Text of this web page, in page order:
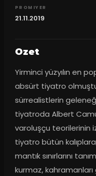
PROMIYER
21.11.2019
Ozet
Yirminci yüzyılın en
absürt tiyatro
sürrealistlerin
tiyatroda Albert
varoluşçu teorilerinin
tiyatro bütün kalıplara,
mantık sınırlarını
kurmaz,